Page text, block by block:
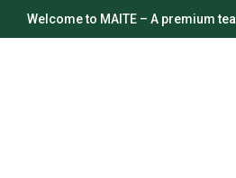
Welcome to MAITE – A premium tea